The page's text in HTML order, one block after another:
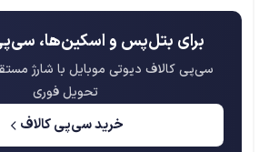
برای بتل‌پس و اسکین‌ها،
سی‌پی کالاف دیوتی موبایل با شارژ
تحویل فوری
خرید سی‌پی کالاف